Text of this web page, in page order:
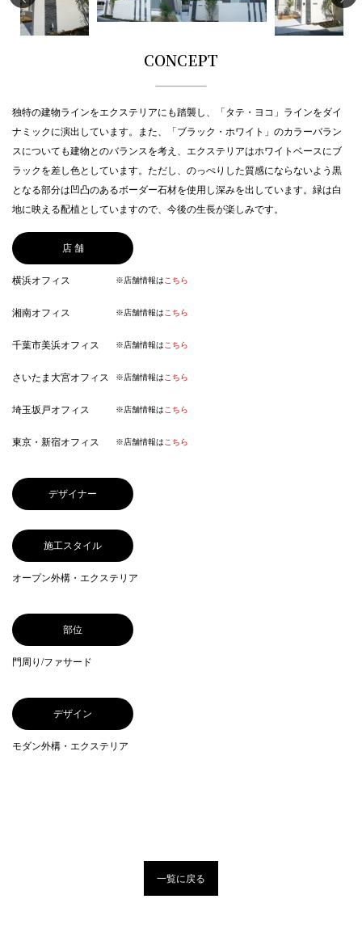
CONCEPT
独特の建物ラインをエクステリアにも踏襲し、「タテ・ヨコ」ラインをダイ
ナミックに演出しています。また、「ブラック・ホワイト」のカラーバラン
スについても建物とのバランスを考え、エクステリアはホワイトベースにブ
ラックを差し色としています。ただし、のっぺりした質感にならないよう黒
となる部分は凹凸のあるボーダー石材を使用し深みを出しています。緑は白
地に映える配植としていますので、今後の生長が楽しみです。
店 舗
横浜オフィス
湘南オフィス
千葉市美浜オフィス
さいたま大宮オフィス
埼玉坂戸オフィス
東京・新宿オフィス
※店舗情報は こちら
※店舗情報は こちら
※店舗情報は こちら
※店舗情報は こちら
※店舗情報は こちら
※店舗情報は こちら
デザイナー
施工スタイル
オープン外構・エクステリア
部位
門周り/ファサード
デザイン
モダン外構・エクステリア
一覧に戻る